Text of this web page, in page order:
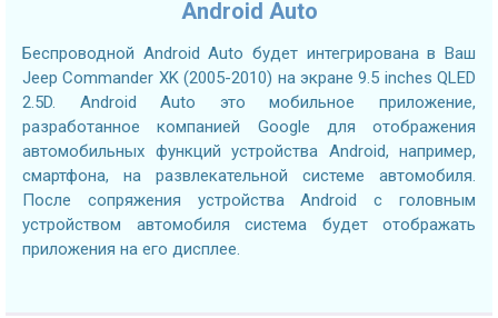
Android Auto
Беспроводной Android Auto будет интегрирована в Ваш
Jeep Commander XK (2005-2010) на экране 9.5 inches QLED
2.5D. Android Auto это мобильное приложение,
разработанное компанией Google для отображения
автомобильных функций устройства Android, например,
смартфона, на развлекательной системе автомобиля.
После сопряжения устройства Android с головным
устройством автомобиля система будет отображать
приложения на его дисплее.